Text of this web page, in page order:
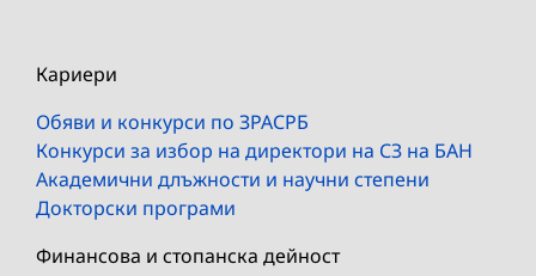
Кариери
Обяви и конкурси по ЗРАСРБ
Конкурси за избор на директори на СЗ на БАН
Академични длъжности и научни степени
Докторски програми
Финансова и стопанска дейност